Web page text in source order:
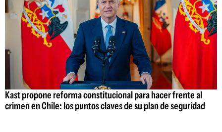
Kast propone reforma constitucional para hacer frente al
crimen en Chile: los puntos claves de su plan de seguridad